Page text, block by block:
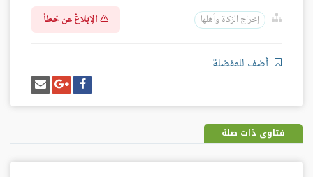
إخراج الزكاة وأهلها الإبلاغ عن خطأ
أضف للمفضلة
شارك
على
فيسبوك
شارك
على
غوغل
بلس
إرسل
إيميل
فتاوى ذات صلة